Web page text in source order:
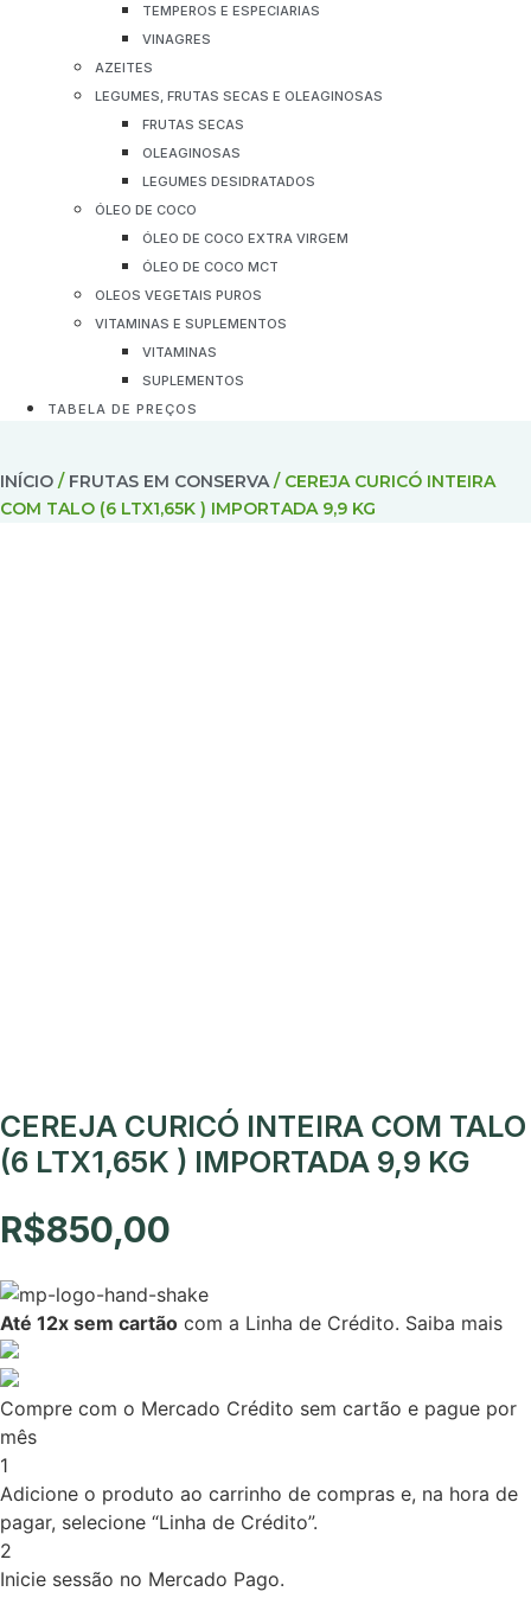
TEMPEROS E ESPECIARIAS
VINAGRES
AZEITES
LEGUMES, FRUTAS SECAS E OLEAGINOSAS
FRUTAS SECAS
OLEAGINOSAS
LEGUMES DESIDRATADOS
ÓLEO DE COCO
ÓLEO DE COCO EXTRA VIRGEM
ÓLEO DE COCO MCT
OLEOS VEGETAIS PUROS
VITAMINAS E SUPLEMENTOS
VITAMINAS
SUPLEMENTOS
TABELA DE PREÇOS
INÍCIO / FRUTAS EM CONSERVA/ CEREJA CURICÓ INTEIRA
COM TALO (6 LTX1,65K ) IMPORTADA 9,9 KG
CEREJA CURICÓ INTEIRA COM TALO
(6 LTX1,65K ) IMPORTADA 9,9 KG
R$850,00
Até 12x sem cartão com a Linha de Crédito. Saiba mais
Compre com o Mercado Crédito sem cartão e pague por
mês
1
Adicione o produto ao carrinho de compras e, na hora de
pagar, selecione “Linha de Crédito”.
2
Inicie sessão no Mercado Pago.